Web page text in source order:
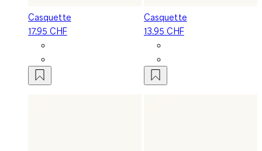
Casquette
17.95 CHF
Casquette
13.95 CHF